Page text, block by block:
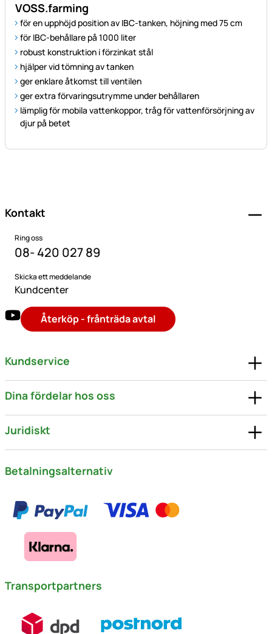
VOSS.farming
för en upphöjd position av IBC-tanken, höjning med 75 cm
för IBC-behållare på 1000 liter
robust konstruktion i förzinkat stål
hjälper vid tömning av tanken
ger enklare åtkomst till ventilen
ger extra förvaringsutrymme under behållaren
lämplig för mobila vattenkoppor, tråg för vattenförsörjning av
djur på betet
Kontakt
Ring oss
08- 420 027 89
Skicka ett meddelande
Kundcenter
Återköp - frånträda avtal
Kundservice
Dina fördelar hos oss
Juridiskt
Betalningsalternativ
Transportpartners